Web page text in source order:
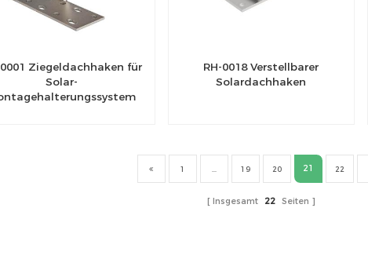
0001 Ziegeldachhaken für
Solar-
RH-0018 Verstellbarer
Solardachhaken
1 19 20 21 22
Insgesamt 22 Seiten